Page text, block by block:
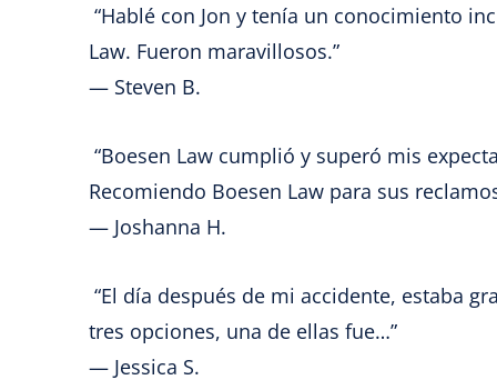
“Hablé con Jon y tenía un conocimiento
Law. Fueron maravillosos.”
— Steven B.
“Boesen Law cumplió y superó mis
Recomiendo Boesen Law para sus
— Joshanna H.
“El día después de mi accidente, estaba
tres opciones, una de ellas fue…”
— Jessica S.